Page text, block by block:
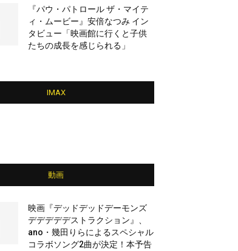
『パウ・パトロール ザ・マイテ
ィ・ムービー』安倍なつみ イン
タビュー「映画館に行くと子供
たちの成長を感じられる」
IMAX
動画
映画『デッドデッドデーモンズ
デデデデデストラクション』、
ano・幾田りらによるスペシャル
コラボソング2曲が決定！本予告